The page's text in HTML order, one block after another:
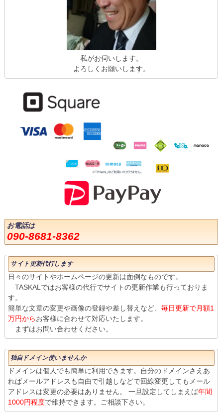
私がお伺いします。
よろしくお願いします。
お電話は
090-8681-8362
サイト更新代行します
日々のサイトやホームページの更新は面倒なものです。
TASKALではお客様の代行でサイトの更新作業も行っておりま
す。
簡単な文章の変更や画像の登録や差し替えなど、 毎日更新で月額1
万円からお客様に合わせて対応いたします。
まずはお問い合わせください。
独自ドメイン使いませんか
ドメインは個人でも簡単に利用できます。自分のドメインさえあ
ればメールアドレスも自由で引越しなどで回線変更してもメール
アドレスは変更の必要はありません。 一旦設定してしまえば年間
1000円程度で維持できます。ご相談下さい。